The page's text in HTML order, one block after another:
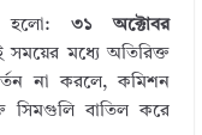
হলো:৩১ অক্টোবর
সময়ের মধ্যে অতিরিক্ত
না করলে, কমিশন
সিমগুলি বাতিল করে